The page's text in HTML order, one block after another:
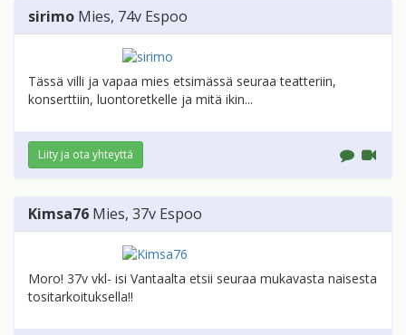
sirimo Mies, 74v Espoo
Tässä villi ja vapaa mies etsimässä seuraa teatteriin,
konserttiin, luontoretkelle ja mitä ikin...
Liity ja ota yhteyttä
Kimsa76 Mies, 37v Espoo
Moro! 37v vkl- isi Vantaalta etsii seuraa mukavasta naisesta
tositarkoituksella!!